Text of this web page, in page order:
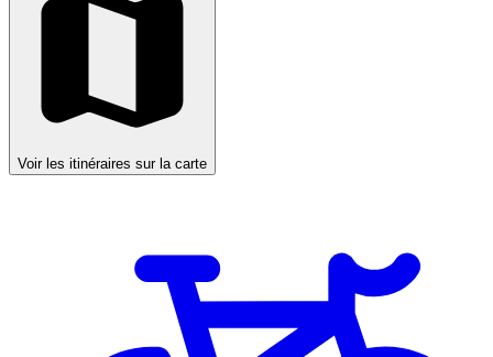
Voir les itinéraires sur la carte